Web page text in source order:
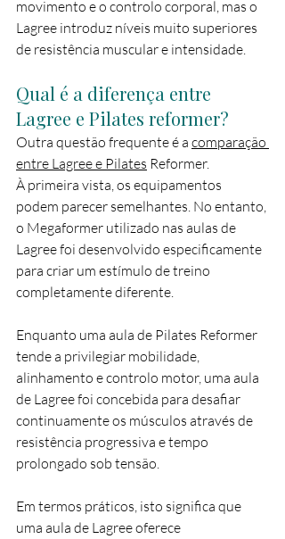
movimento e o controlo corporal, mas o
Lagree introduz níveis muito superiores
de resistência muscular e intensidade.
Qual é a diferença entre
Lagree e Pilates reformer?
Outra questão frequente é a comparação
entre Lagree e Pilates Reformer.
À primeira vista, os equipamentos
podem parecer semelhantes. No entanto,
o Megaformer utilizado nas aulas de
Lagree foi desenvolvido especificamente
para criar um estímulo de treino
completamente diferente.
Enquanto uma aula de Pilates Reformer
tende a privilegiar mobilidade,
alinhamento e controlo motor, uma aula
de Lagree foi concebida para desafiar
continuamente os músculos através de
resistência progressiva e tempo
prolongado sob tensão.
Em termos práticos, isto significa que
uma aula de Lagree oferece